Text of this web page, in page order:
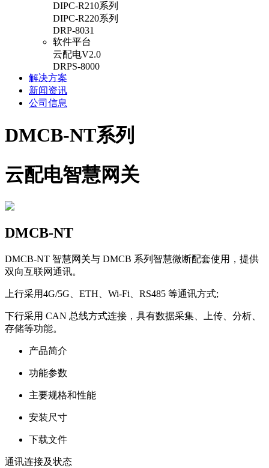
DIPC-R210系列
DIPC-R220系列
DRP-8031
软件平台
云配电V2.0
DRPS-8000
解决方案
新闻资讯
公司信息
DMCB-NT系列
云配电智慧网关
DMCB-NT
DMCB-NT 智慧网关与 DMCB 系列智慧微断配套使用，提供
双向互联网通讯。
上行采用4G/5G、ETH、Wi-Fi、RS485 等通讯方式;
下行采用 CAN 总线方式连接，具有数据采集、上传、分析、
存储等功能。
产品简介
功能参数
主要规格和性能
安装尺寸
下载文件
通讯连接及状态